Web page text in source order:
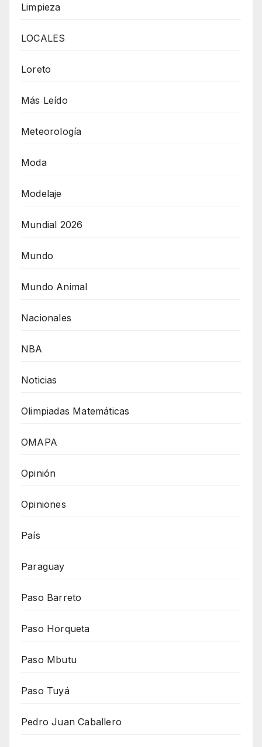
Limpieza
LOCALES
Loreto
Más Leído
Meteorología
Moda
Modelaje
Mundial 2026
Mundo
Mundo Animal
Nacionales
NBA
Noticias
Olimpiadas Matemáticas
OMAPA
Opinión
Opiniones
País
Paraguay
Paso Barreto
Paso Horqueta
Paso Mbutu
Paso Tuyá
Pedro Juan Caballero